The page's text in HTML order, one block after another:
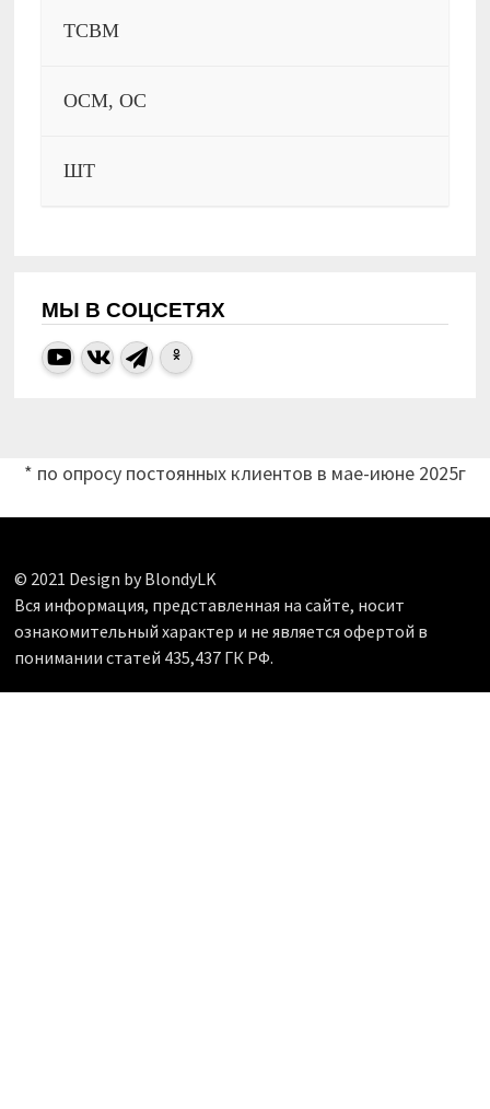
ТСВМ
ОСМ, ОС
ШТ
МЫ В СОЦСЕТЯХ
* по опросу постоянных клиентов в мае-июне 2025г
© 2021 Design by BlondyLK
Вся информация, представленная на сайте, носит
ознакомительный характер и не является офертой в
понимании статей 435,437 ГК РФ.